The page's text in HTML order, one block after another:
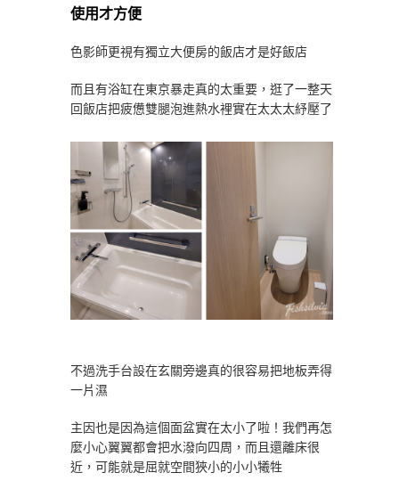
使用才方便
色影師更視有獨立大便房的飯店才是好飯店
而且有浴缸在東京暴走真的太重要，逛了一整天
回飯店把疲憊雙腿泡進熱水裡實在太太太紓壓了
不過洗手台設在玄關旁邊真的很容易把地板弄得
一片濕
主因也是因為這個面盆實在太小了啦！我們再怎
麼小心翼翼都會把水潑向四周，而且還離床很
近，可能就是屈就空間狹小的小小犧牲